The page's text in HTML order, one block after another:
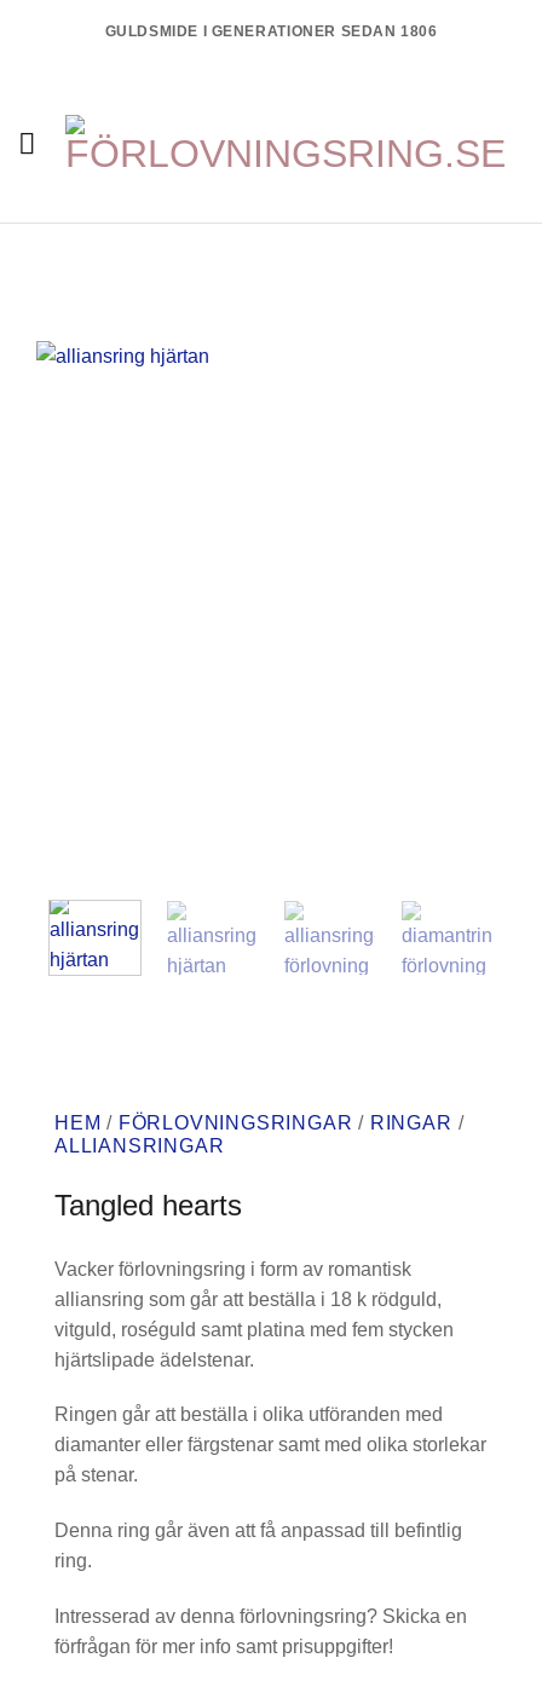
GULDSMIDE I GENERATIONER SEDAN 1806
HEM / FÖRLOVNINGSRINGAR / RINGAR /
ALLIANSRINGAR
Tangled hearts
Vacker förlovningsring i form av romantisk
alliansring som går att beställa i 18 k rödguld,
vitguld, roséguld samt platina med fem stycken
hjärtslipade ädelstenar.
Ringen går att beställa i olika utföranden med
diamanter eller färgstenar samt med olika storlekar
på stenar.
Denna ring går även att få anpassad till befintlig
ring.
Intresserad av denna förlovningsring? Skicka en
förfrågan för mer info samt prisuppgifter!